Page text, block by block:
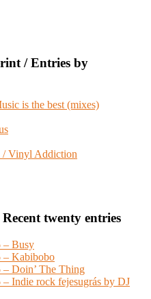
/ Entries by
is the best (mixes)
/ Vinyl Addiction
twenty entries
– Busy
– Kabibobo
Doin’ The Thing
Indie rock fejesugrás by DJ